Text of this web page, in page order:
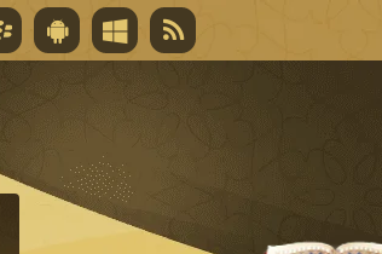
قال تعالى